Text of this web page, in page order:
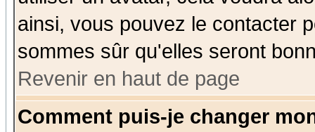
ainsi, vous pouvez le contacter
sommes sûr qu'elles seront
Revenir en haut de page
Comment puis-je changer